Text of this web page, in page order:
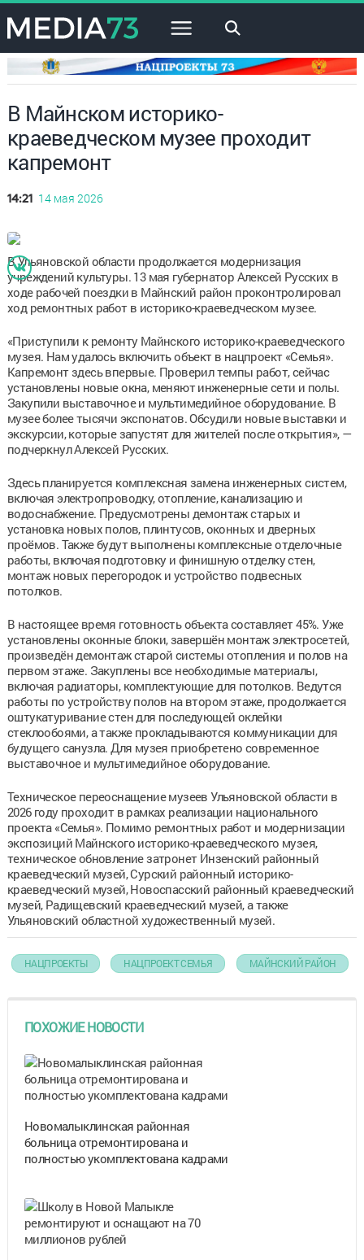
×
В Майнском историко-
краеведческом музее проходит
капремонт
14:21 14 мая 2026
В Ульяновской области продолжается модернизация
учреждений культуры. 13 мая губернатор Алексей Русских в
ходе рабочей поездки в Майнский район проконтролировал
ход ремонтных работ в историко-краеведческом музее.
«Приступили к ремонту Майнского историко-краеведческого
музея. Нам удалось включить объект в нацпроект «Семья».
Капремонт здесь впервые. Проверил темпы работ, сейчас
установлены новые окна, меняют инженерные сети и полы.
Закупили выставочное и мультимедийное оборудование. В
музее более тысячи экспонатов. Обсудили новые выставки и
экскурсии, которые запустят для жителей после открытия», —
подчеркнул Алексей Русских.
Здесь планируется комплексная замена инженерных систем,
включая электропроводку, отопление, канализацию и
водоснабжение. Предусмотрены демонтаж старых и
установка новых полов, плинтусов, оконных и дверных
проёмов. Также будут выполнены комплексные отделочные
работы, включая подготовку и финишную отделку стен,
монтаж новых перегородок и устройство подвесных
потолков.
В настоящее время готовность объекта составляет 45%. Уже
установлены оконные блоки, завершён монтаж электросетей,
произведён демонтаж старой системы отопления и полов на
первом этаже. Закуплены все необходимые материалы,
включая радиаторы, комплектующие для потолков. Ведутся
работы по устройству полов на втором этаже, продолжается
оштукатуривание стен для последующей оклейки
стеклообоями, а также прокладываются коммуникации для
будущего санузла. Для музея приобретено современное
выставочное и мультимедийное оборудование.
Техническое переоснащение музеев Ульяновской области в
2026 году проходит в рамках реализации национального
проекта «Семья». Помимо ремонтных работ и модернизации
экспозиций Майнского историко-краеведческого музея,
техническое обновление затронет Инзенский районный
краеведческий музей, Сурский районный историко-
краеведческий музей, Новоспасский районный краеведческий
музей, Радищевский краеведческий музей, а также
Ульяновский областной художественный музей.
НАЦПРОЕКТЫ НАЦПРОЕКТ СЕМЬЯ МАЙНСКИЙ РАЙОН
ПОХОЖИЕ НОВОСТИ
Новомалыклинская районная
больница отремонтирована и
полностью укомплектована кадрами